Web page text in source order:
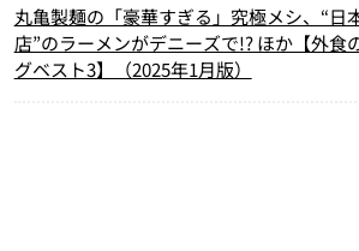
丸亀製麺の「豪華すぎる」究極メシ、“日
店”のラーメンがデニーズで!? ほか【外食
グベスト3】（2025年1月版）